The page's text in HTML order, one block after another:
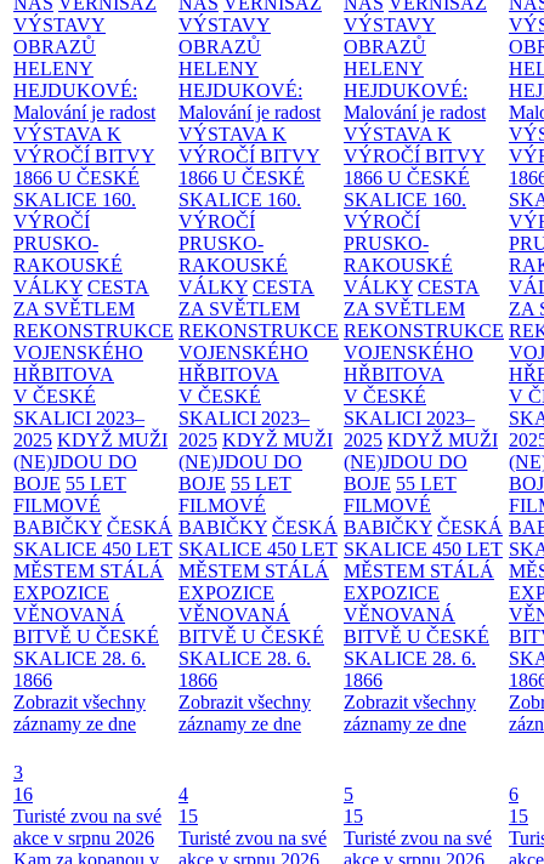
VÝSTAVY
OBRAZŮ
HELENY
HEJDUKOVÉ:
Malování je radost
VÝSTAVA K
VÝROČÍ BITVY
1866 U ČESKÉ
SKALICE 160.
VÝROČÍ
PRUSKO-
RAKOUSKÉ
VÁLKY CESTA
ZA SVĚTLEM
REKONSTRUKCE
VOJENSKÉHO
HŘBITOVA
V ČESKÉ
SKALICI 2023–
2025 KDYŽ MUŽI
(NE)JDOU DO
BOJE 55 LET
FILMOVÉ
BABIČKY ČESKÁ
SKALICE 450 LET
MĚSTEM STÁLÁ
EXPOZICE
VĚNOVANÁ
BITVĚ U ČESKÉ
SKALICE 28. 6.
1866
Zobrazit všechny
záznamy ze dne
VÝSTAVY
OBRAZŮ
HELENY
HEJDUKOVÉ:
Malování je radost
VÝSTAVA K
VÝROČÍ BITVY
1866 U ČESKÉ
SKALICE 160.
VÝROČÍ
PRUSKO-
RAKOUSKÉ
VÁLKY CESTA
ZA SVĚTLEM
REKONSTRUKCE
VOJENSKÉHO
HŘBITOVA
V ČESKÉ
SKALICI 2023–
2025 KDYŽ MUŽI
(NE)JDOU DO
BOJE 55 LET
FILMOVÉ
BABIČKY ČESKÁ
SKALICE 450 LET
MĚSTEM STÁLÁ
EXPOZICE
VĚNOVANÁ
BITVĚ U ČESKÉ
SKALICE 28. 6.
1866
Zobrazit všechny
záznamy ze dne
VÝSTAVY
OBRAZŮ
HELENY
HEJDUKOVÉ:
Malování je radost
VÝSTAVA K
VÝROČÍ BITVY
1866 U ČESKÉ
SKALICE 160.
VÝROČÍ
PRUSKO-
RAKOUSKÉ
VÁLKY CESTA
ZA SVĚTLEM
REKONSTRUKCE
VOJENSKÉHO
HŘBITOVA
V ČESKÉ
SKALICI 2023–
2025 KDYŽ MUŽI
(NE)JDOU DO
BOJE 55 LET
FILMOVÉ
BABIČKY ČESKÁ
SKALICE 450 LET
MĚSTEM STÁLÁ
EXPOZICE
VĚNOVANÁ
BITVĚ U ČESKÉ
SKALICE 28. 6.
1866
Zobrazit všechny
záznamy ze dne
ZA
V
3
16
Turisté zvou na své
akce v srpnu 2026
4
15
Turisté zvou na své
5
15
Turisté zvou na své
6
15